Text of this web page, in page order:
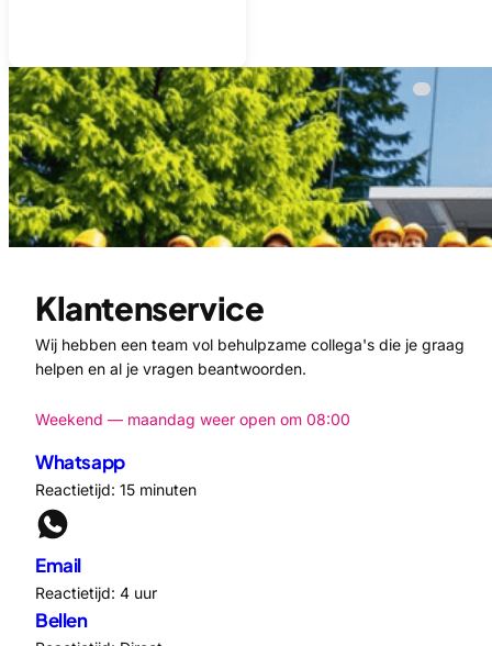
Klantenservice
Wij hebben een team vol behulpzame collega's die je graag
helpen en al je vragen beantwoorden.
Weekend — maandag weer open om 08:00
Whatsapp
Reactietijd: 15 minuten
Email
Reactietijd: 4 uur
Bellen